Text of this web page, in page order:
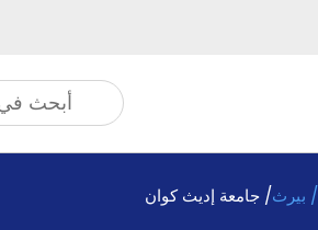
أبحث
/ بيرث/ جامعة إديث كوان